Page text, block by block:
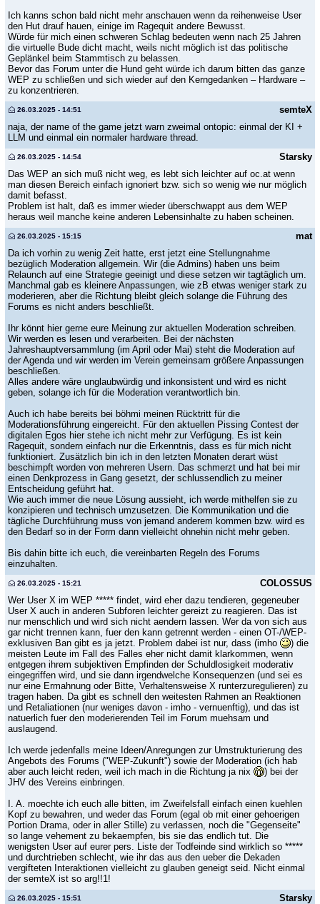
Ich kanns schon bald nicht mehr anschauen wenn da reihenweise User
den Hut drauf hauen, einige im Ragequit andere Bewusst.
Würde für mich einen schweren Schlag bedeuten wenn nach 25 Jahren
die virtuelle Bude dicht macht, weils nicht möglich ist das politische
Geplänkel beim Stammtisch zu belassen.
Bevor das Forum unter die Hund geht würde ich darum bitten das ganze
WEP zu schließen und sich wieder auf den Kerngedanken – Hardware –
zu konzentrieren.
semteX
26.03.2025 - 14:51
naja, der name of the game jetzt warn zweimal ontopic: einmal der KI +
LLM und einmal ein normaler hardware thread.
Starsky
26.03.2025 - 14:54
Das WEP an sich muß nicht weg, es lebt sich leichter auf oc.at wenn
man diesen Bereich einfach ignoriert bzw. sich so wenig wie nur möglich
damit befasst.
Problem ist halt, daß es immer wieder überschwappt aus dem WEP
heraus weil manche keine anderen Lebensinhalte zu haben scheinen.
mat
26.03.2025 - 15:15
Da ich vorhin zu wenig Zeit hatte, erst jetzt eine Stellungnahme
bezüglich Moderation allgemein. Wir (die Admins) haben uns beim
Relaunch auf eine Strategie geeinigt und diese setzen wir tagtäglich um.
Manchmal gab es kleinere Anpassungen, wie zB etwas weniger stark zu
moderieren, aber die Richtung bleibt gleich solange die Führung des
Forums es nicht anders beschließt.
Ihr könnt hier gerne eure Meinung zur aktuellen Moderation schreiben.
Wir werden es lesen und verarbeiten. Bei der nächsten
Jahreshauptversammlung (im April oder Mai) steht die Moderation auf
der Agenda und wir werden im Verein gemeinsam größere Anpassungen
beschließen.
Alles andere wäre unglaubwürdig und inkonsistent und wird es nicht
geben, solange ich für die Moderation verantwortlich bin.
Auch ich habe bereits bei böhmi meinen Rücktritt für die
Moderationsführung eingereicht. Für den aktuellen Pissing Contest der
digitalen Egos hier stehe ich nicht mehr zur Verfügung. Es ist kein
Ragequit, sondern einfach nur die Erkenntnis, dass es für mich nicht
funktioniert. Zusätzlich bin ich in den letzten Monaten derart wüst
beschimpft worden von mehreren Usern. Das schmerzt und hat bei mir
einen Denkprozess in Gang gesetzt, der schlussendlich zu meiner
Entscheidung geführt hat.
Wie auch immer die neue Lösung aussieht, ich werde mithelfen sie zu
konzipieren und technisch umzusetzen. Die Kommunikation und die
tägliche Durchführung muss von jemand anderem kommen bzw. wird es
den Bedarf so in der Form dann vielleicht ohnehin nicht mehr geben.
Bis dahin bitte ich euch, die vereinbarten Regeln des Forums
einzuhalten.
COLOSSUS
26.03.2025 - 15:21
Wer User X im WEP ***** findet, wird eher dazu tendieren, gegeneuber
User X auch in anderen Subforen leichter gereizt zu reagieren. Das ist
nur menschlich und wird sich nicht aendern lassen. Wer da von sich aus
gar nicht trennen kann, fuer den kann getrennt werden - einen OT-/WEP-
exklusiven Ban gibt es ja jetzt. Problem dabei ist nur, dass (imho
) die
meisten Leute im Fall des Falles eher nicht damit klarkommen, wenn
entgegen ihrem subjektiven Empfinden der Schuldlosigkeit moderativ
eingegriffen wird, und sie dann irgendwelche Konsequenzen (und sei es
nur eine Ermahnung oder Bitte, Verhaltensweise X runterzuregulieren) zu
tragen haben. Da gibt es schnell den weitesten Rahmen an Reaktionen
und Retaliationen (nur weniges davon - imho - vernuenftig), und das ist
natuerlich fuer den moderierenden Teil im Forum muehsam und
auslaugend.
Ich werde jedenfalls meine Ideen/Anregungen zur Umstrukturierung des
Angebots des Forums ("WEP-Zukunft") sowie der Moderation (ich hab
aber auch leicht reden, weil ich mach in die Richtung ja nix
) bei der
JHV des Vereins einbringen.
I. A. moechte ich euch alle bitten, im Zweifelsfall einfach einen kuehlen
Kopf zu bewahren, und weder das Forum (egal ob mit einer gehoerigen
Portion Drama, oder in aller Stille) zu verlassen, noch die "Gegenseite"
so lange vehement zu bekaempfen, bis sie das endlich tut. Die
wenigsten User auf eurer pers. Liste der Todfeinde sind wirklich so *****
und durchtrieben schlecht, wie ihr das aus den ueber die Dekaden
vergifteten Interaktionen vielleicht zu glauben geneigt seid. Nicht einmal
der semteX ist so arg!!1!
Starsky
26.03.2025 - 15:51